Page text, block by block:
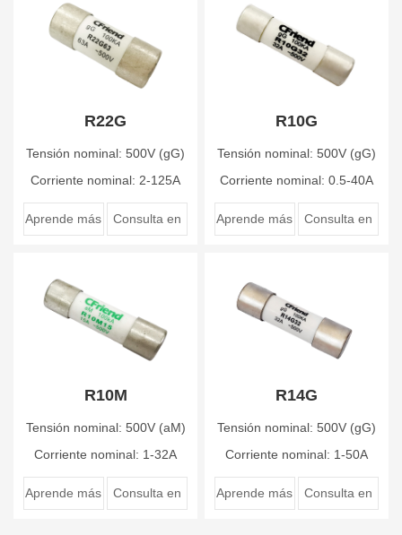
R22G
Tensión nominal: 500V (gG)
Corriente nominal: 2-125A
Aprende más Consulta en
R10G
Tensión nominal: 500V (gG)
Corriente nominal: 0.5-40A
Aprende más Consulta en
R10M
Tensión nominal: 500V (aM)
Corriente nominal: 1-32A
Aprende más Consulta en
R14G
Tensión nominal: 500V (gG)
Corriente nominal: 1-50A
Aprende más Consulta en